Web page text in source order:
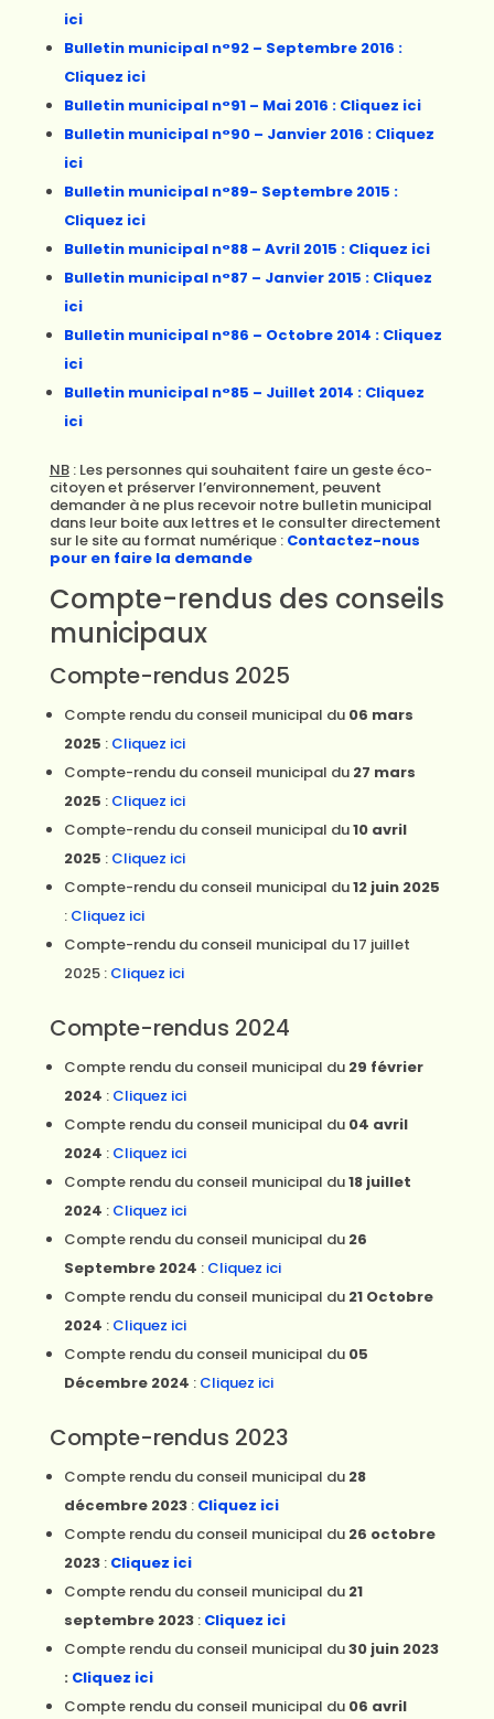
ici
Bulletin municipal n°92 – Septembre 2016 :
Cliquez ici
Bulletin municipal n°91 – Mai 2016 : Cliquez ici
Bulletin municipal n°90 – Janvier 2016 : Cliquez
ici
Bulletin municipal n°89- Septembre 2015 :
Cliquez ici
Bulletin municipal n°88 – Avril 2015 : Cliquez ici
Bulletin municipal n°87 – Janvier 2015 : Cliquez
ici
Bulletin municipal n°86 – Octobre 2014 : Cliquez
ici
Bulletin municipal n°85 – Juillet 2014 : Cliquez
ici
NB: Les personnes qui souhaitent faire un geste éco-
citoyen et préserver l’environnement, peuvent
demander à ne plus recevoir notre bulletin municipal
dans leur boite aux lettres et le consulter directement
sur le site au format numérique : Contactez-nous
pour en faire la demande
Compte-rendus des conseils
municipaux
Compte-rendus 2025
Compte rendu du conseil municipal du 06 mars
2025 : Cliquez ici
Compte-rendu du conseil municipal du 27 mars
2025 : Cliquez ici
Compte-rendu du conseil municipal du10 avril
2025 : Cliquez ici
Compte-rendu du conseil municipal du12 juin 2025
: Cliquez ici
Compte-rendu du conseil municipal du 17 juillet
2025 : Cliquez ici
Compte-rendus 2024
Compte rendu du conseil municipal du 29 février
2024 : Cliquez ici
Compte rendu du conseil municipal du 04 avril
2024 : Cliquez ici
Compte rendu du conseil municipal du18 juillet
2024 : Cliquez ici
Compte rendu du conseil municipal du 26
Septembre 2024 : Cliquez ici
Compte rendu du conseil municipal du 21 Octobre
2024 : Cliquez ici
Compte rendu du conseil municipal du 05
Décembre 2024 : Cliquez ici
Compte-rendus 2023
Compte rendu du conseil municipal du 28
décembre 2023: Cliquez ici
Compte rendu du conseil municipal du 26 octobre
2023: Cliquez ici
Compte rendu du conseil municipal du 21
septembre 2023: Cliquez ici
Compte rendu du conseil municipal du30 juin 2023
: Cliquez ici
Compte rendu du conseil municipal du 06 avril